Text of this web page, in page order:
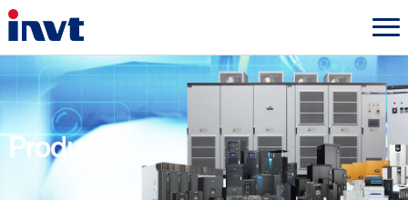
Productos